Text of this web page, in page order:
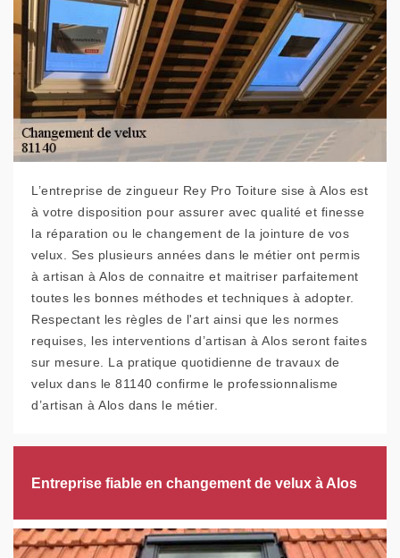
L’entreprise de zingueur Rey Pro Toiture sise à Alos est
à votre disposition pour assurer avec qualité et finesse
la réparation ou le changement de la jointure de vos
velux. Ses plusieurs années dans le métier ont permis
à artisan à Alos de connaitre et maitriser parfaitement
toutes les bonnes méthodes et techniques à adopter.
Respectant les règles de l'art ainsi que les normes
requises, les interventions d’artisan à Alos seront faites
sur mesure. La pratique quotidienne de travaux de
velux dans le 81140 confirme le professionnalisme
d’artisan à Alos dans le métier.
Entreprise fiable en changement de velux à Alos